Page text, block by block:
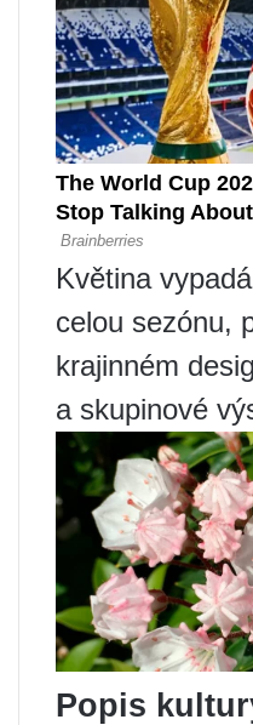
Květina
celou sezónu,
krajinném
a skupinové
Popis